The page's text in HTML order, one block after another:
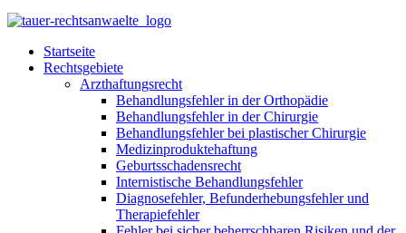
Startseite
Rechtsgebiete
Arzthaftungsrecht
Behandlungsfehler in der Orthopädie
Behandlungsfehler in der Chirurgie
Behandlungsfehler bei plastischer Chirurgie
Medizinproduktehaftung
Geburtsschadensrecht
Internistische Behandlungsfehler
Diagnosefehler, Befunderhebungsfehler und
Therapiefehler